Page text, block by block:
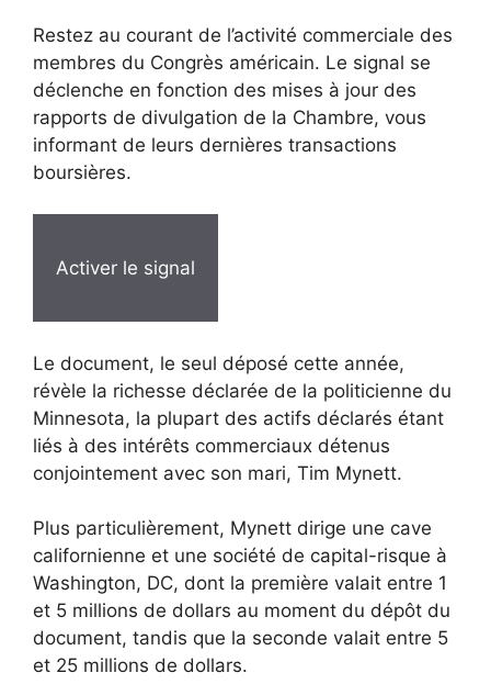
Restez au courant de l’activité commerciale des
membres du Congrès américain. Le signal se
déclenche en fonction des mises à jour des
rapports de divulgation de la Chambre, vous
informant de leurs dernières transactions
boursières.
Activer le signal
Le document, le seul déposé cette année,
révèle la richesse déclarée de la politicienne du
Minnesota, la plupart des actifs déclarés étant
liés à des intérêts commerciaux détenus
conjointement avec son mari, Tim Mynett.
Plus particulièrement, Mynett dirige une cave
californienne et une société de capital-risque à
Washington, DC, dont la première valait entre 1
et 5 millions de dollars au moment du dépôt du
document, tandis que la seconde valait entre 5
et 25 millions de dollars.